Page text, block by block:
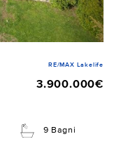
RE/MAX Lakelife
3.900.000€
9 Bagni